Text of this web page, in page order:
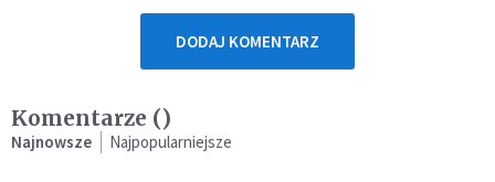
DODAJ KOMENTARZ
Komentarze ()
Najnowsze Najpopularniejsze